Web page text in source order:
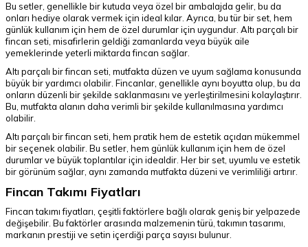
Bu setler, genellikle bir kutuda veya özel bir ambalajda gelir, bu da
onları hediye olarak vermek için ideal kılar. Ayrıca, bu tür bir set, hem
günlük kullanım için hem de özel durumlar için uygundur. Altı parçalı bir
fincan seti, misafirlerin geldiği zamanlarda veya büyük aile
yemeklerinde yeterli miktarda fincan sağlar.
Altı parçalı bir fincan seti, mutfakta düzen ve uyum sağlama konusunda
büyük bir yardımcı olabilir. Fincanlar, genellikle aynı boyutta olup, bu da
onların düzenli bir şekilde saklanmasını ve yerleştirilmesini kolaylaştırır.
Bu, mutfakta alanın daha verimli bir şekilde kullanılmasına yardımcı
olabilir.
Altı parçalı bir fincan seti, hem pratik hem de estetik açıdan mükemmel
bir seçenek olabilir. Bu setler, hem günlük kullanım için hem de özel
durumlar ve büyük toplantılar için idealdir. Her bir set, uyumlu ve estetik
bir görünüm sağlar, aynı zamanda mutfakta düzeni ve verimliliği artırır.
Fincan Takımı Fiyatları
Fincan takımı fiyatları, çeşitli faktörlere bağlı olarak geniş bir yelpazede
değişebilir. Bu faktörler arasında malzemenin türü, takımın tasarımı,
markanın prestiji ve setin içerdiği parça sayısı bulunur.